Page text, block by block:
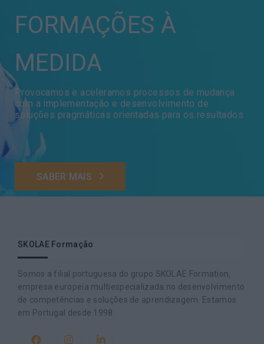
FORMAÇÕES À
MEDIDA
Provocamos e aceleramos processos de mudança
com a implementação e desenvolvimento de
soluções pragmáticas orientadas para os resultados
SABER MAIS
SKOLAE Formação
Somos a filial portuguesa do grupo SKOLAE Formation,
empresa europeia multiespecializada no desenvolvimento
de competências e soluções de aprendizagem. Estamos
em Portugal desde 1998.